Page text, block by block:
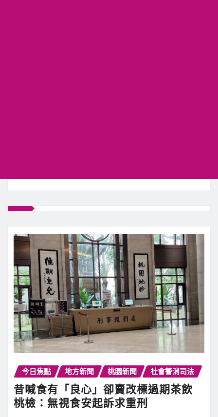
今日焦點 地方新聞 桃園新聞 社會警消司法
昔喊食有「良心」卻賣改標過期茶飲
桃檢：無視食安起訴求重刑